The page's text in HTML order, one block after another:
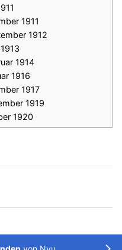
1911
1912
1914
1916
1917
1919
1920